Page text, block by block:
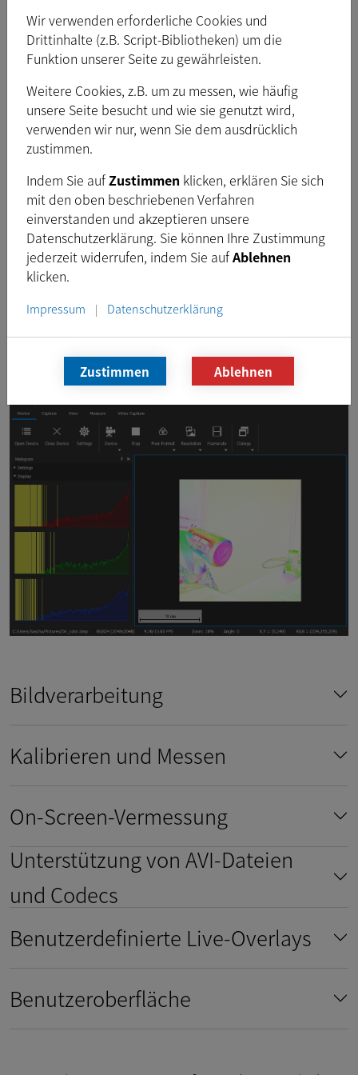
Flexible Livebildanzeige mit stufenlosem Zoomen
und Schwenken des Bildes
Perspektivkorrektur, Helligkeitskontrast,
Invertieren, Sobel
Benutzerdefinierte Live-Overlays über ein
Benutzerdefinierte Live-Overlays über ein
integriertes Skript LUA-API
Histogramm-Visualisierung
Benutzerfreundliche grafische Oberfläche
Koreanisch und Japanisch, um eine nahtlose
Bildverarbeitung
Kalibrieren und Messen
On-Screen-Vermessung
Unterstützung von AVI-Dateien
und Codecs
Benutzerdefinierte Live-Overlays
Benutzeroberfläche
Wir verwenden erforderliche Cookies und
Drittinhalte (z.B. Script-Bibliotheken) um die
Funktion unserer Seite zu gewährleisten.
Weitere Cookies, z.B. um zu messen, wie häufig
unsere Seite besucht und wie sie genutzt wird,
verwenden wir nur, wenn Sie dem ausdrücklich
zustimmen.
Indem Sie aufZustimmen klicken, erklären Sie sich
mit den oben beschriebenen Verfahren
einverstanden und akzeptieren unsere
Datenschutzerklärung. Sie können Ihre Zustimmung
jederzeit widerrufen, indem Sie aufAblehnen
klicken.
Impressum | Datenschutzerklärung
Zustimmen Ablehnen